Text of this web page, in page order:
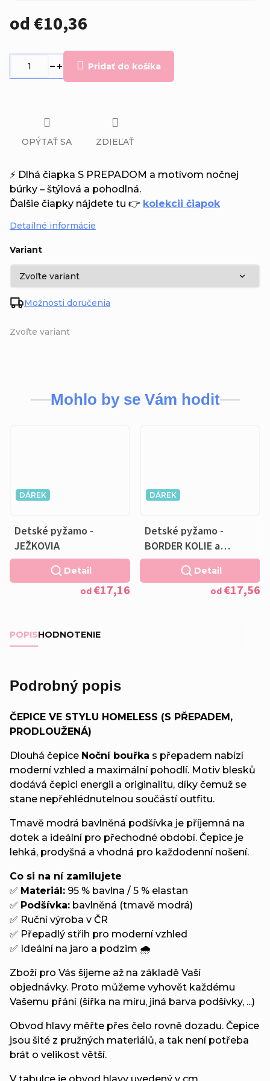
od€10,36
Zvoľte variant
Variant
Možnosti doručenia
Pridať do košíka
⚡ Dlhá čiapka S PREPADOM a motívom nočnej
búrky – štýlová a pohodlná.
Ďalšie čiapky nájdete tu 👉 kolekcii čiapok
Detailné informácie
OPÝTAŤ SA ZDIEĽAŤ
Mohlo by se Vám hodit
DÁREK
Detské pyžamo -
JEŽKOVIA
od€17,16
Detail
DÁREK
Detské pyžamo -
BORDER KOLIE a
VANKÚŠIK ZADARMO
od€17,56
Detail
POPISHODNOTENIE
Podrobný popis
ČEPICE VE STYLU HOMELESS (S PŘEPADEM,
PRODLOUŽENÁ)
Dlouhá čepice Noční bouřka s přepadem nabízí
moderní vzhled a maximální pohodlí. Motiv blesků
dodává čepici energii a originalitu, díky čemuž se
stane nepřehlédnutelnou součástí outfitu.
Tmavě modrá bavlněná podšívka je příjemná na
dotek a ideální pro přechodné období. Čepice je
lehká, prodyšná a vhodná pro každodenní nošení.
Co si na ní zamilujete
✅ Materiál: 95 % bavlna / 5 % elastan
✅ Podšívka: bavlněná (tmavě modrá)
✅ Ruční výroba v ČR
✅ Přepadlý střih pro moderní vzhled
✅ Ideální na jaro a podzim 🌧️
Zboží pro Vás šijeme až na základě Vaší
objednávky. Proto můžeme vyhovět každému
Vašemu přání (šířka na míru, jiná barva podšívky, ...)
Obvod hlavy měřte přes čelo rovně dozadu. Čepice
jsou šité z pružných materiálů, a tak není potřeba
brát o velikost větší.
V tabulce je obvod hlavy uvedený v cm.